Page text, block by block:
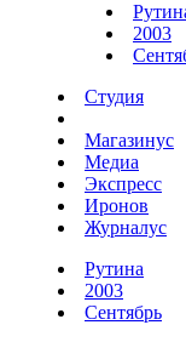
2003
Студия
Магазинус
Медиа
Экспресс
Иронов
Журналус
Рутина
2003
Сентябрь